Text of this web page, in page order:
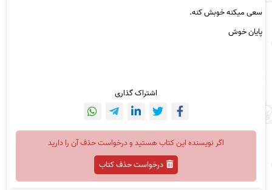
سعی میکنه خوبش کنه.
پایان خوش
اشتراک گذاری
اگر نویسنده این کتاب هستید و درخواست حذف آن را دارید
درخواست حذف کتاب